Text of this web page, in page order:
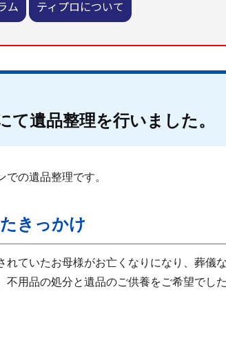
ム ティプロについて
遺品整理を行いました。
の遺品整理です。
きっかけ
ていたお母様がお亡くなりになり、葬
用品の処分と遺品のご供養をご希望でした